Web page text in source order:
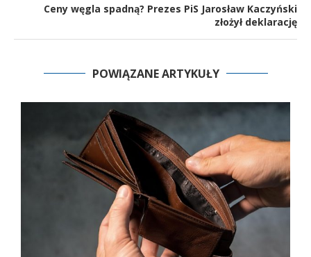
Ceny węgla spadną? Prezes PiS Jarosław Kaczyński
złożył deklarację
POWIĄZANE ARTYKUŁY